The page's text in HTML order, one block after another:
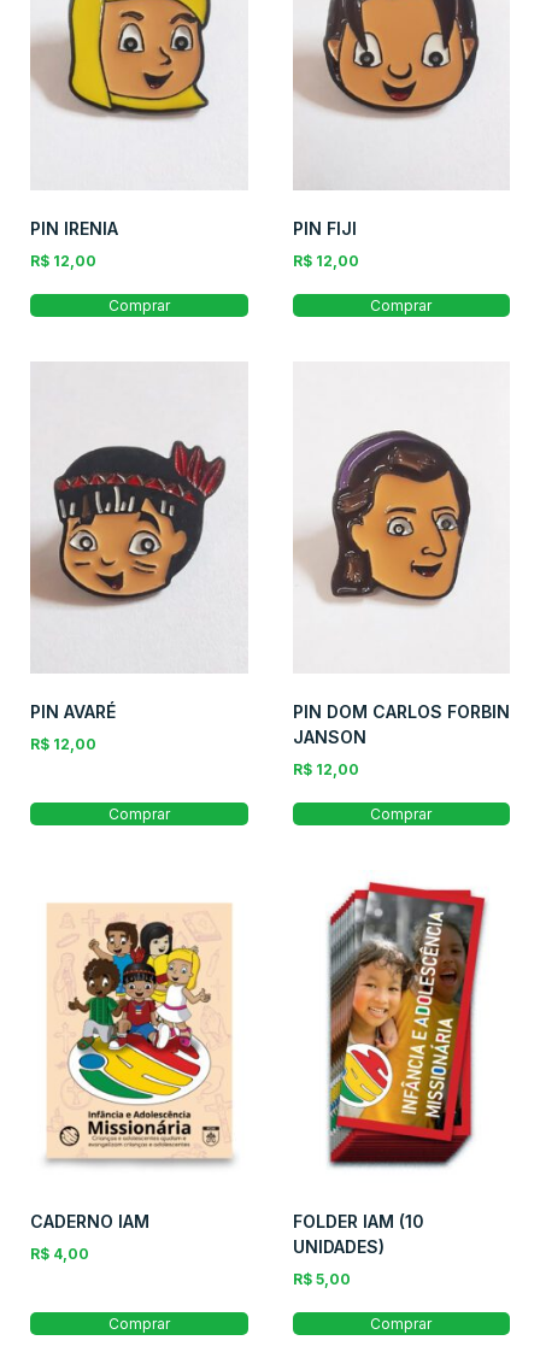
PIN IRENIA
R$ 12,00
Comprar
PIN FIJI
R$12,00
Comprar
PIN AVARÉ
R$ 12,00
Comprar
PIN DOM CARLOS FORBIN
JANSON
R$12,00
Comprar
CADERNO IAM
R$ 4,00
Comprar
FOLDER IAM (10
UNIDADES)
R$5,00
Comprar